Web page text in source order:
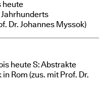
heute
Dr. Johannes Myssok)
heute S: Abstrakte
Rom (zus. mit Prof. Dr.